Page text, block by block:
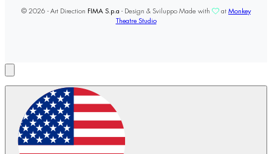
© 2026 - Art Direction FIMA S.p.a - Design & Sviluppo Made with at Monkey
Theatre Studio